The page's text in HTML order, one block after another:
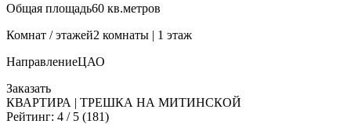
Общая площадь60 кв.метров
Комнат / этажей2 комнаты | 1 этаж
НаправлениеЦАО
Заказать
КВАРТИРА | ТРЕШКА НА МИТИНСКОЙ
Рейтинг: 4 / 5 (181)